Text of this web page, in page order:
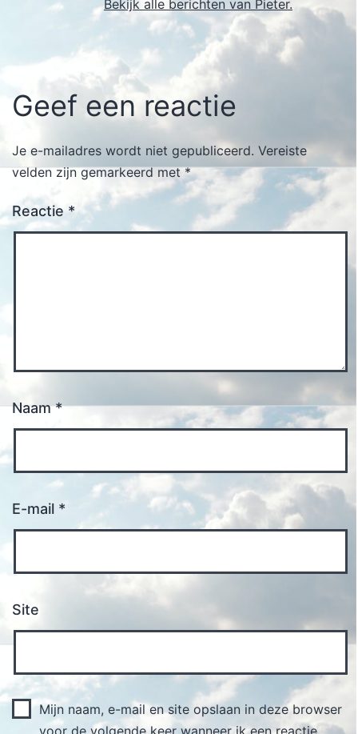
Bekijk alle berichten van Pieter.
Geef een reactie
Je e-mailadres wordt niet gepubliceerd. Vereiste
velden zijn gemarkeerd met*
Reactie*
Naam*
E-mail *
Site
Mijn naam, e-mail en site opslaan in deze browser